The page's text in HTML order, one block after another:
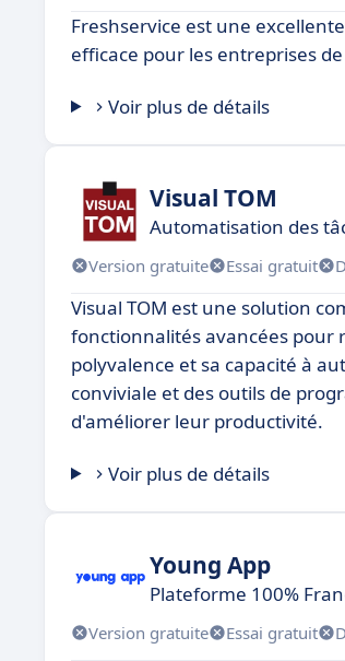
Freshservice est une
efficace pour les entreprises
Voir plus de détails
Visual TOM
Automatisation des
Version gratuite Essai gratuit
Visual TOM est une solution
fonctionnalités avancées pour
polyvalence et sa capacité à
conviviale et des outils de
d'améliorer leur productivité.
Voir plus de détails
Young App
Plateforme 100%
Version gratuite Essai gratuit